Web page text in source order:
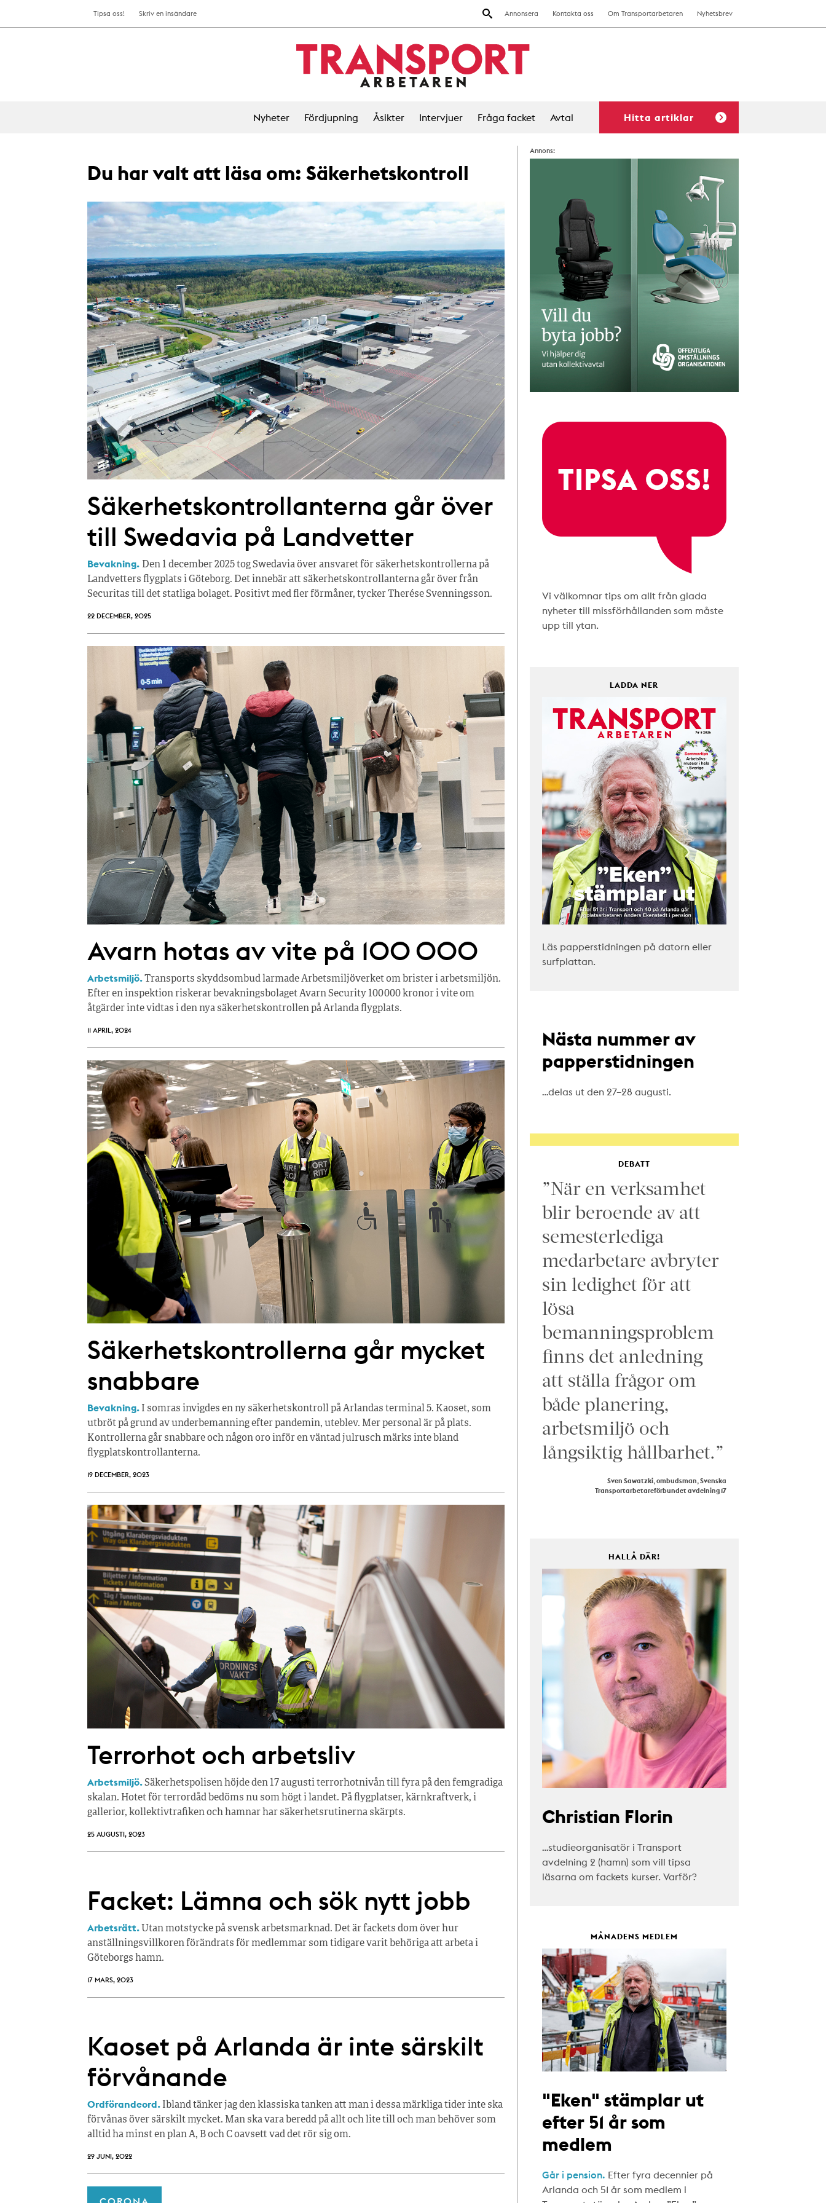
Annonsera Kontakta oss Om Transportarbetaren Nyhetsbrev
Tipsa oss! Skriv en insändare
Nyheter Fördjupning Åsikter Intervjuer Fråga facket Avtal Hitta artiklar
Du har valt att läsa om: Säkerhetskontroll
Säkerhetskontrollanterna går över
till Swedavia på Landvetter
Bevakning. Den 1 december 2025 tog Swedavia över ansvaret för säkerhetskontrollerna på
Landvetters flygplats i Göteborg. Det innebär att säkerhetskontrollanterna går över från
Securitas till det statliga bolaget. Positivt med fler förmåner, tycker Therése Svenningsson.
22 DECEMBER, 2025
Avarn hotas av vite på 100 000
Arbetsmiljö.Transports skyddsombud larmade Arbetsmiljöverket om brister i arbetsmiljön.
Efter en inspektion riskerar bevakningsbolaget Avarn Security 100 000 kronor i vite om
åtgärder inte vidtas i den nya säkerhetskontrollen på Arlanda flygplats.
11 APRIL, 2024
Säkerhetskontrollerna går mycket
snabbare
Bevakning. I somras invigdes en ny säkerhetskontroll på Arlandas terminal 5. Kaoset, som
utbröt på grund av underbemanning efter pandemin, uteblev. Mer personal är på plats.
Kontrollerna går snabbare och någon oro inför en väntad julrusch märks inte bland
flygplatskontrollanterna.
19 DECEMBER, 2023
Terrorhot och arbetsliv
Arbetsmiljö.Säkerhetspolisen höjde den 17 augusti terrorhotnivån till fyra på den femgradiga
skalan. Hotet för terrordåd bedöms nu som högt i landet. På flygplatser, kärnkraftverk, i
gallerior, kollektivtrafiken och hamnar har säkerhetsrutinerna skärpts.
25 AUGUSTI, 2023
Facket: Lämna och sök nytt jobb
Arbetsrätt. Utan motstycke på svensk arbetsmarknad. Det är fackets dom över hur
anställningsvillkoren förändrats för medlemmar som tidigare varit behöriga att arbeta i
Göteborgs hamn.
17 MARS, 2023
Kaoset på Arlanda är inte särskilt
förvånande
Ordförandeord. Ibland tänker jag den klassiska tanken att man i dessa märkliga tider inte ska
förvånas över särskilt mycket. Man ska vara beredd på allt och lite till och man behöver som
alltid ha minst en plan A, B och C oavsett vad det rör sig om.
29 JUNI, 2022
Annons:
Vi välkomnar tips om allt från glada
nyheter till missförhållanden som måste
upp till ytan.
LADDA NER
Läs papperstidningen på datorn eller
surfplattan.
Nästa nummer av
papperstidningen
…delas ut den 27–28 augusti.
DEBATT
”När en verksamhet
blir beroende av att
semesterlediga
medarbetare avbryter
sin ledighet för att
lösa
bemanningsproblem
finns det anledning
att ställa frågor om
både planering,
arbetsmiljö och
långsiktig hållbarhet.”
Sven Sawatzki, ombudsman, Svenska
Transportarbetareförbundet avdelning 17
HALLÅ DÄR!
Christian Florin
…studieorganisatör i Transport
avdelning 2 (hamn) som vill tipsa
läsarna om fackets kurser. Varför?
MÅNADENS MEDLEM
"Eken" stämplar ut
efter 51 år som
medlem
Går i pension. Efter fyra decennier på
Arlanda och 51 år som medlem i